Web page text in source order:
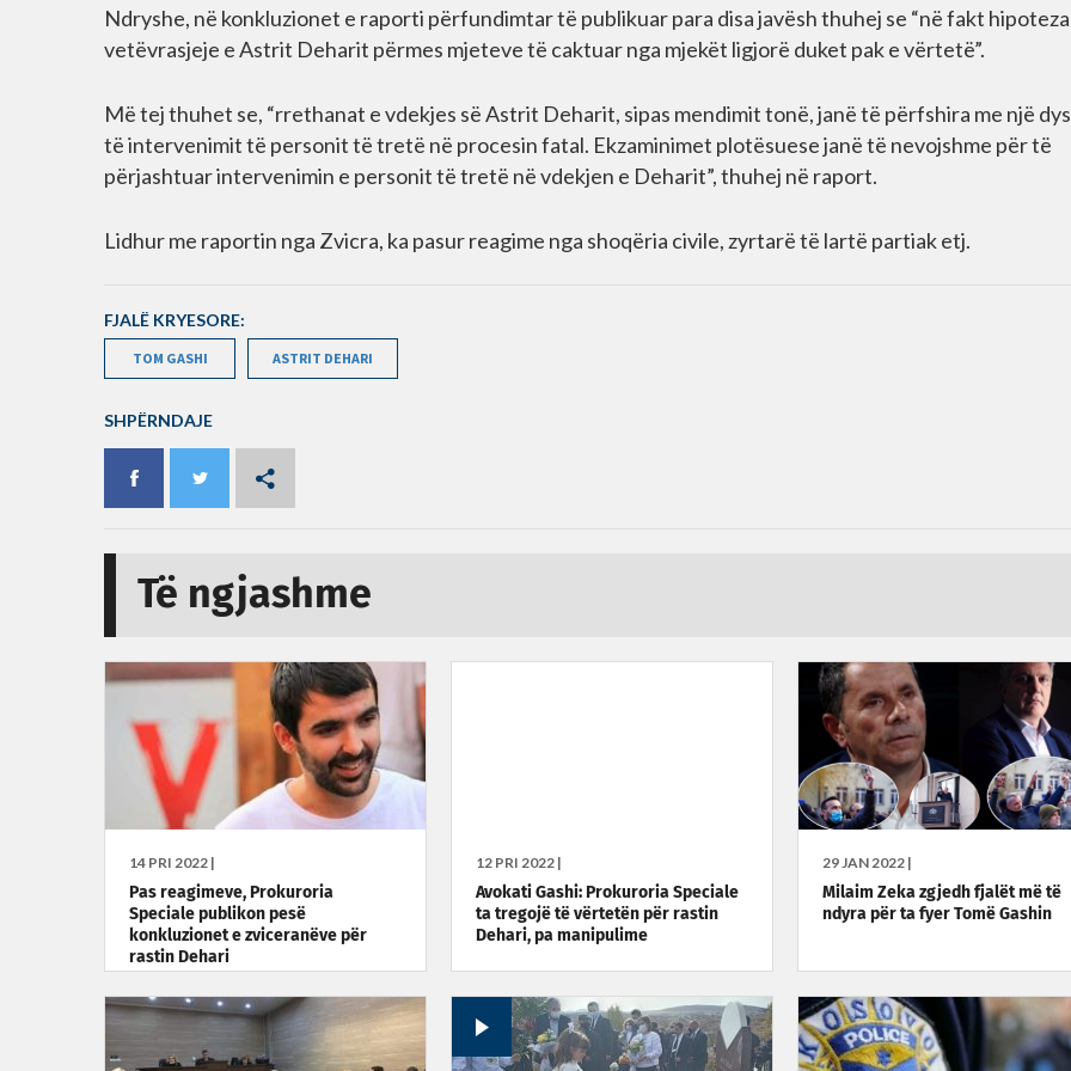
Ndryshe, në konkluzionet e raporti përfundimtar të publikuar para disa javësh thuhej se “në fakt
vetëvrasjeje e Astrit Deharit përmes mjeteve të caktuar nga mjekët ligjorë duket pak e vërtetë”.
Më tej thuhet se, “rrethanat e vdekjes së Astrit Deharit, sipas mendimit tonë, janë të përfshira me një
të intervenimit të personit të tretë në procesin fatal. Ekzaminimet plotësuese janë të nevojshme për të
përjashtuar intervenimin e personit të tretë në vdekjen e Deharit”, thuhej në raport.
Lidhur me raportin nga Zvicra, ka pasur reagime nga shoqëria civile, zyrtarë të lartë partiak etj.
FJALË KRYESORE:
TOM GASHI ASTRIT DEHARI
SHPËRNDAJE
Të ngjashme
14 PRI 2022 |
Pas reagimeve, Prokuroria
Speciale publikon pesë
konkluzionet e zviceranëve për
rastin Dehari
12 PRI 2022 |
Avokati Gashi: Prokuroria Speciale
ta tregojë të vërtetën për rastin
Dehari, pa manipulime
29 JAN 2022 |
Milaim Zeka zgjedh fjalët më të
ndyra për ta fyer Tomë Gashin